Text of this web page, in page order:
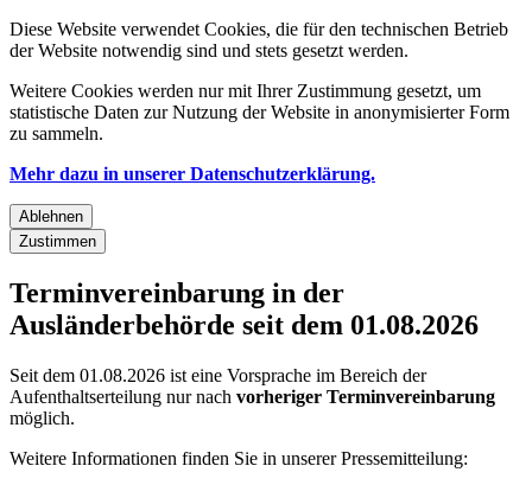
Diese Website verwendet Cookies, die für den technischen Betrieb
der Website notwendig sind und stets gesetzt werden.
Weitere Cookies werden nur mit Ihrer Zustimmung gesetzt, um
statistische Daten zur Nutzung der Website in anonymisierter Form
zu sammeln.
Mehr dazu in unserer Datenschutzerklärung.
Ablehnen
Zustimmen
Terminvereinbarung in der
Ausländerbehörde seit dem 01.08.2026
Seit dem 01.08.2026 ist eine Vorsprache im Bereich der
Aufenthaltserteilung nur nach vorheriger Terminvereinbarung
möglich.
Weitere Informationen finden Sie in unserer Pressemitteilung: